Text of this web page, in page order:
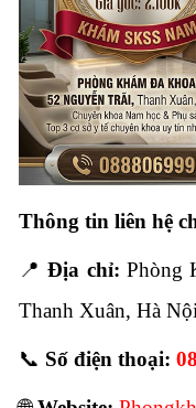
Thông tin liên hệ
📍Địa chỉ: Phòng
Thanh Xuân, Hà Nội
📞 Số điện thoại: